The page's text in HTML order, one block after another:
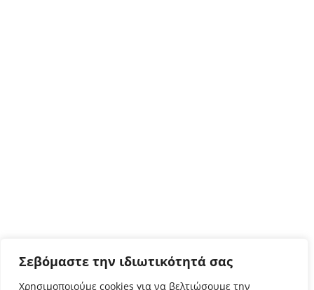
Σεβόμαστε την ιδιωτικότητά σας
Χρησιμοποιούμε cookies για να βελτιώσουμε την